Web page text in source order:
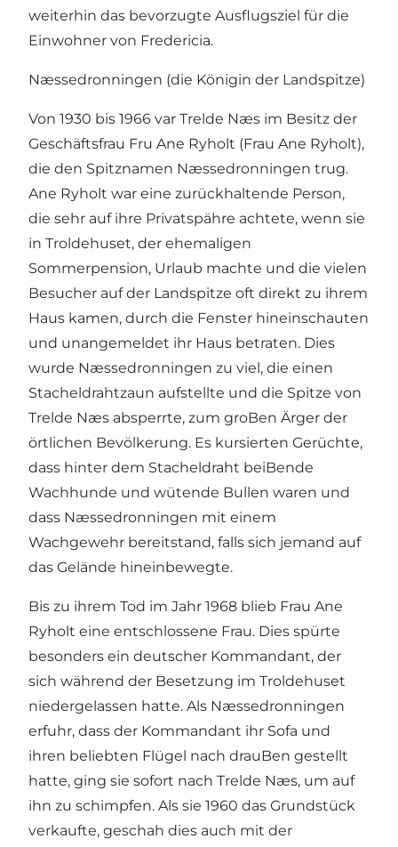
weiterhin das bevorzugte Ausflugsziel für die
Einwohner von Fredericia.
Næssedronningen (die Königin der Landspitze)
Von 1930 bis 1966 var Trelde Næs im Besitz der
Geschäftsfrau Fru Ane Ryholt (Frau Ane Ryholt),
die den Spitznamen Næssedronningen trug.
Ane Ryholt war eine zurückhaltende Person,
die sehr auf ihre Privatspähre achtete, wenn sie
in Troldehuset, der ehemaligen
Sommerpension, Urlaub machte und die vielen
Besucher auf der Landspitze oft direkt zu ihrem
Haus kamen, durch die Fenster hineinschauten
und unangemeldet ihr Haus betraten. Dies
wurde Næssedronningen zu viel, die einen
Stacheldrahtzaun aufstellte und die Spitze von
Trelde Næs absperrte, zum groBen Ärger der
örtlichen Bevölkerung. Es kursierten Gerüchte,
dass hinter dem Stacheldraht beiBende
Wachhunde und wütende Bullen waren und
dass Næssedronningen mit einem
Wachgewehr bereitstand, falls sich jemand auf
das Gelände hineinbewegte.
Bis zu ihrem Tod im Jahr 1968 blieb Frau Ane
Ryholt eine entschlossene Frau. Dies spürte
besonders ein deutscher Kommandant, der
sich während der Besetzung im Troldehuset
niedergelassen hatte. Als Næssedronningen
erfuhr, dass der Kommandant ihr Sofa und
ihren beliebten Flügel nach drauBen gestellt
hatte, ging sie sofort nach Trelde Næs, um auf
ihn zu schimpfen. Als sie 1960 das Grundstück
verkaufte, geschah dies auch mit der